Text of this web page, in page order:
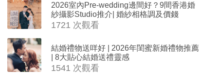
2026室內Pre-wedding邊間好？9間香港婚
紗攝影Studio推介| 婚紗相格調及價錢
1721 次觀看
結婚禮物送咩好 | 2026年閨蜜新婚禮物推薦
| 8大貼心結婚送禮靈感
1541 次觀看